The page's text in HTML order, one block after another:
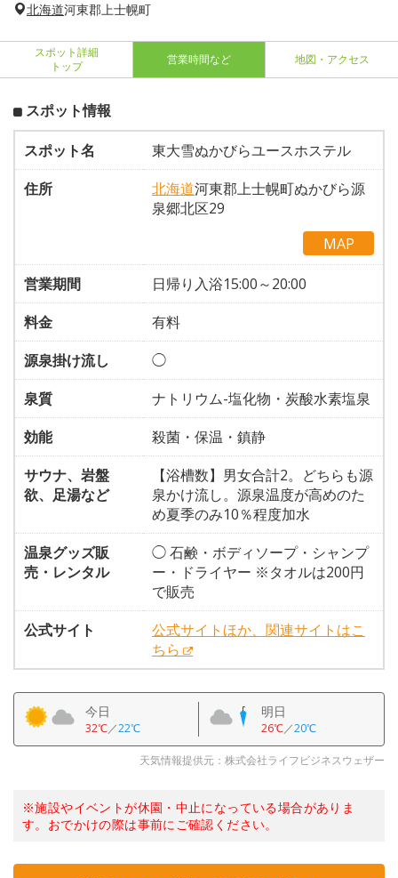
北海道河東郡上士幌町
スポット詳細
トップ
営業時間など 地図・アクセス
スポット情報
スポット名
東大雪ぬかびらユースホステル
住所
北海道河東郡上士幌町ぬかびら源
泉郷北区29
MAP
営業期間
日帰り入浴15:00～20:00
料金
有料
源泉掛け流し
◯
泉質
ナトリウム-塩化物・炭酸水素塩泉
効能
殺菌・保温・鎮静
サウナ、岩盤
欲、足湯など
【浴槽数】男女合計2。どちらも源
泉かけ流し。源泉温度が高めのた
め夏季のみ10％程度加水
温泉グッズ販
売・レンタル
◯ 石鹸・ボディソープ・シャンプ
ー・ドライヤー ※タオルは200円
で販売
公式サイト
公式サイトほか、関連サイトはこ
ちら
今日
32℃／22℃
明日
26℃／20℃
天気情報提供元：株式会社ライフビジネスウェザー
※施設やイベントが休園・中止になっている場合がありま
す。おでかけの際は事前にご確認ください。